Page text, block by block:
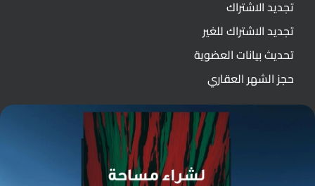
تجديد الاشتراك
تجديد الاشتراك للغير
تحديث بيانات العضوية
حجز الشهر العقاري